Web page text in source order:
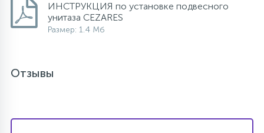
ИНСТРУКЦИЯ по установке подвесного
унитаза CEZARES
Размер: 1.4 Мб
Отзывы